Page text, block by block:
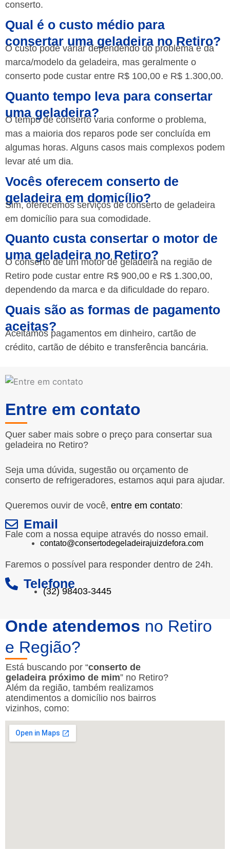
conserto.
Qual é o custo médio para
consertar uma geladeira no Retiro?
O custo pode variar dependendo do problema e da
marca/modelo da geladeira, mas geralmente o
conserto pode custar entre R$ 100,00 e R$ 1.300,00.
Quanto tempo leva para consertar
uma geladeira?
O tempo de conserto varia conforme o problema,
mas a maioria dos reparos pode ser concluída em
algumas horas. Alguns casos mais complexos podem
levar até um dia.
Vocês oferecem conserto de
geladeira em domicílio?
Sim, oferecemos serviços de conserto de geladeira
em domicílio para sua comodidade.
Quanto custa consertar o motor de
uma geladeira no Retiro?
O conserto de um motor de geladeira na região de
Retiro pode custar entre R$ 900,00 e R$ 1.300,00,
dependendo da marca e da dificuldade do reparo.
Quais são as formas de pagamento
aceitas?
Aceitamos pagamentos em dinheiro, cartão de
crédito, cartão de débito e transferência bancária.
Entre em contato
Quer saber mais sobre o preço para consertar sua
geladeira no Retiro?
Seja uma dúvida, sugestão ou orçamento de
conserto de refrigeradores, estamos aqui para ajudar.
Queremos ouvir de você, entre em contato:
Email
Fale com a nossa equipe através do nosso email.
contato@consertodegeladeirajuizdefora.com
Faremos o possível para responder dentro de 24h.
Telefone
(32) 98403-3445
Onde atendemos no Retiro
e Região?
Está buscando por “conserto de
geladeira próximo de mim” no Retiro?
Além da região, também realizamos
atendimentos a domicílio nos bairros
vizinhos, como: